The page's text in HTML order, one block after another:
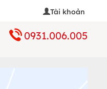
Tài khoản
0931.006.005